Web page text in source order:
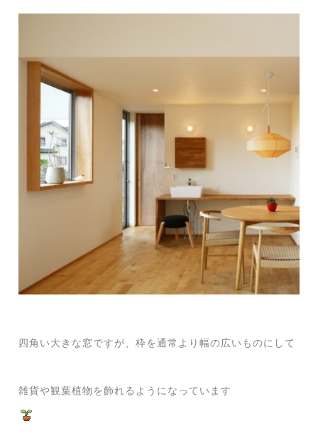
四角い大きな窓ですが、枠を通常より幅の広いものにして
雑貨や観葉植物を飾れるようになっています